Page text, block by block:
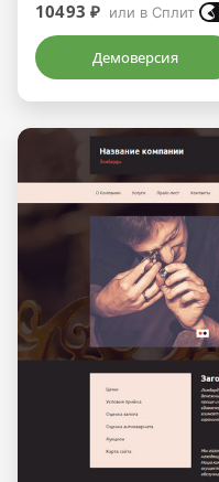
10493 ₽ или в Сплит
Демоверсия